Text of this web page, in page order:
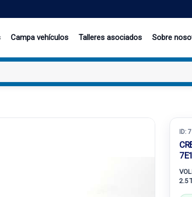
Campa vehículos Talleres asociados Sobre
ID:
2.5